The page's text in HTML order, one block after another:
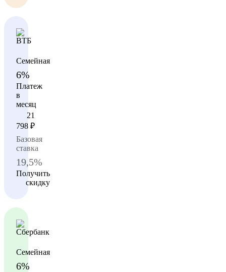
Семейная
6%
Платеж
в
месяц
21
798 ₽
Базовая
ставка
19,5%
Получить
скидку
Семейная
6%